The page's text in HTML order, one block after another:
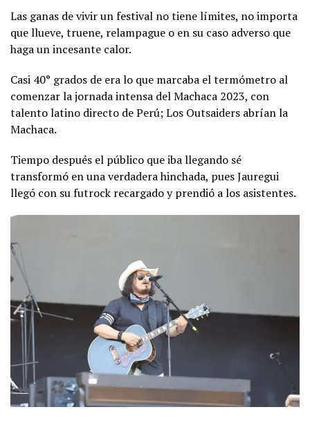
Las ganas de vivir un festival no tiene límites, no importa
que llueve, truene, relampague o en su caso adverso que
haga un incesante calor.
Casi 40° grados de era lo que marcaba el termómetro al
comenzar la jornada intensa del Machaca 2023, con
talento latino directo de Perú; Los Outsaiders abrían la
Machaca.
Tiempo después el público que iba llegando sé
transformó en una verdadera hinchada, pues Jauregui
llegó con su futrock recargado y prendió a los asistentes.